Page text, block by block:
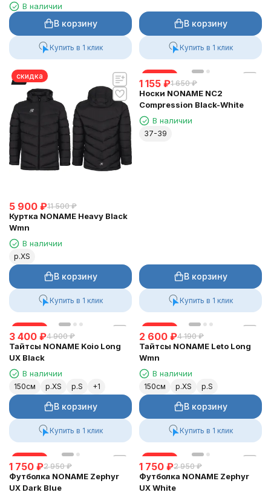
В наличии
В корзину
Купить в 1 клик
В корзину
Купить в 1 клик
скидка
5 900 ₽11 500 ₽
Куртка NONAME Heavy Black
Wmn
В наличии
р.XS
В корзину
Купить в 1 клик
скидка
1 155 ₽1 650 ₽
Носки NONAME NC2
Compression Black-White
В наличии
37-39
В корзину
Купить в 1 клик
скидка
3 400 ₽4 900 ₽
Тайтсы NONAME Koio Long
UX Black
В наличии
150см р.XS р.S
В корзину
Купить в 1 клик
скидка
2 600 ₽4 190 ₽
Тайтсы NONAME Leto Long
Wmn
В наличии
150см р.XS р.S
В корзину
Купить в 1 клик
скидка
1 750 ₽2 950 ₽
Футболка NONAME Zephyr
UX Dark Blue
скидка
1 750 ₽2 950 ₽
Футболка NONAME Zephyr
UX White